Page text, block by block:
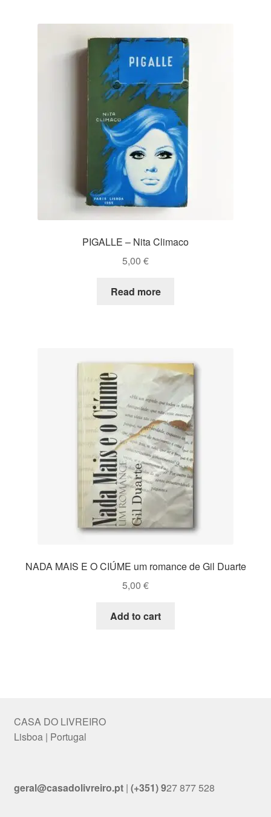
PIGALLE – Nita Climaco
5,00 €
Read more
NADA MAIS E O CIÚME um romance de Gil Duarte
5,00 €
Add to cart
CASA DO LIVREIRO
Lisboa | Portugal
geral@casadolivreiro.pt| (+351) 927 877 528